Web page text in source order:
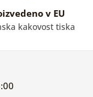
v EU
kakovost tiska